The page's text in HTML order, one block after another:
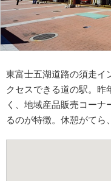
東富士五湖道路の須走イ
クセスできる道の駅。昨
く、地域産品販売コー
るのが特徴。休憩がてら